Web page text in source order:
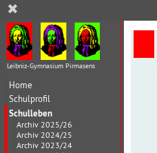
Leibniz-Gymnasium Pirmasens
Home
Schulprofil
Schulleben
Archiv 2025/26
Archiv 2024/25
Archiv 2023/24
✖